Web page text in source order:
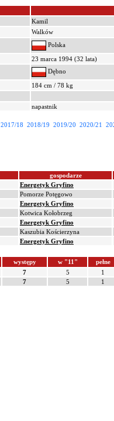
Kamil
Walków
Polska
23 marca 1994 (32 lata)
Dębno
184 cm / 78 kg
napastnik
2017/18 2018/19 2019/20 2020/21
gospodarze
Energetyk Gryfino
Pomorze Potęgowo
Energetyk Gryfino
Kotwica Kołobrzeg
Energetyk Gryfino
Kaszubia Kościerzyna
Energetyk Gryfino
występy w "11"
pełne
7 5
1
7 5 1